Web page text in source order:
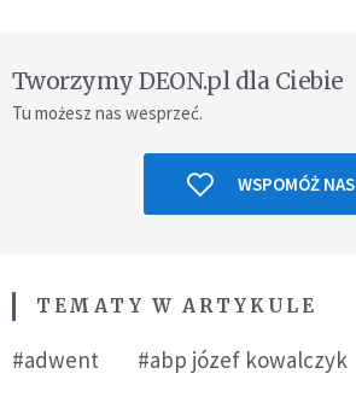
Tworzymy DEON.pl dla Ciebie
Tu możesz nas wesprzeć.
WSPOMÓŻ NAS
TEMATY W ARTYKULE
#adwent #abp józef kowalczyk